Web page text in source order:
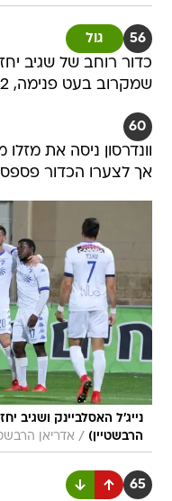
56 גול
כדור רוחב של שגיב
שמקרוב בעט פנימה, 0:2 לקרית שמונה
60
וונדרסון ניסה את
אך לצערו הכדור
נייג'ל האסלביינק ושגיב
הרבשטיין) / אדריאן
65